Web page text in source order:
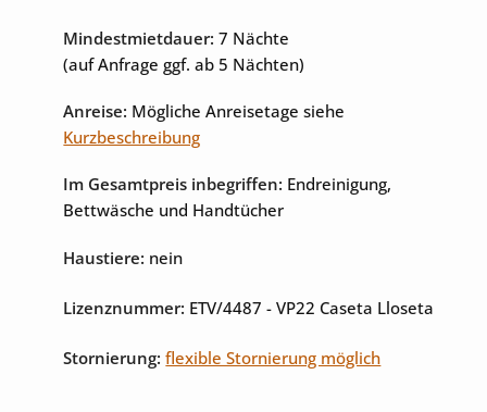
Mindestmietdauer: 7 Nächte
(auf Anfrage ggf. ab 5 Nächten)
Anreise: Mögliche Anreisetage siehe
Kurzbeschreibung
Im Gesamtpreis inbegriffen: Endreinigung,
Bettwäsche und Handtücher
Haustiere: nein
Lizenznummer: ETV/4487 - VP22 Caseta Lloseta
Stornierung: flexible Stornierung möglich